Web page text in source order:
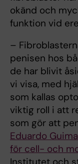
okänd och
funktion vid
–
penisen hos
de har blivit
vi visa, med
som kallas
viktig roll i att
som gör att
Eduardo
för cell- och
Institutet och